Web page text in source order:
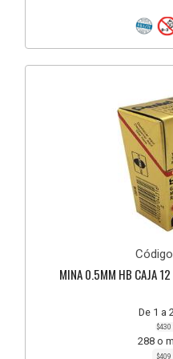
MINA 0.5MM HB CAJA
De 1 a
288 o